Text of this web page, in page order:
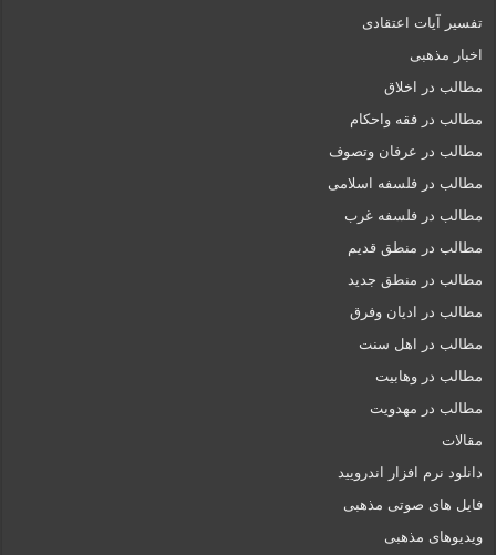
تفسیر آیات اعتقادی
اخبار مذهبی
مطالب در اخلاق
مطالب در فقه واحکام
مطالب در عرفان وتصوف
مطالب در فلسفه اسلامی
مطالب در فلسفه غرب
مطالب در منطق قدیم
مطالب در منطق جدید
مطالب در ادیان وفرق
مطالب در اهل سنت
مطالب در وهابیت
مطالب در مهدویت
مقالات
دانلود نرم افزار اندرویید
فایل های صوتی مذهبی
ویدیوهای مذهبی